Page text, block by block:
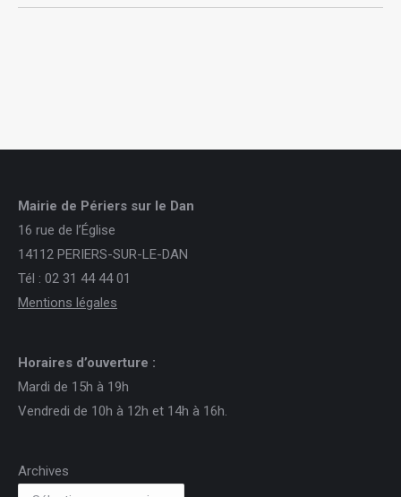
Mairie de Périers sur le Dan
16 rue de l’Église
14112 PERIERS-SUR-LE-DAN
Tél : 02 31 44 44 01
Mentions légales
Horaires d’ouverture :
Mardi de 15h à 19h
Vendredi de 10h à 12h et 14h à 16h.
Archives